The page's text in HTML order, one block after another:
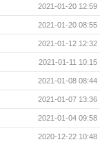
2021-01-20 12:59
2021-01-20 08:55
2021-01-12 12:32
2021-01-11 10:15
2021-01-08 08:44
2021-01-07 13:36
2021-01-04 09:58
2020-12-22 10:48